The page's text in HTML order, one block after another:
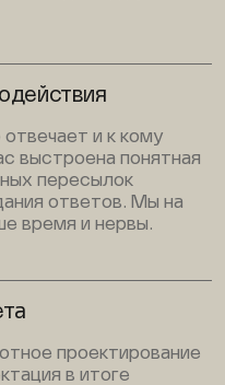
отвечает и к кому
выстроена понятная
пересылок
ответов. Мы на
время и нервы.
проектирование
в итоге